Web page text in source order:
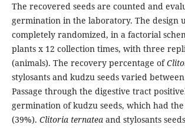
The recovered seeds are counted and
germination in the laboratory. The design
completely randomized, in a factorial
plants x 12 collection times, with three
(animals). The recovery percentage of
stylosants and kudzu seeds varied
Passage through the digestive tract
germination of kudzu seeds, which had
(39%). Clitoria ternateaand stylosants